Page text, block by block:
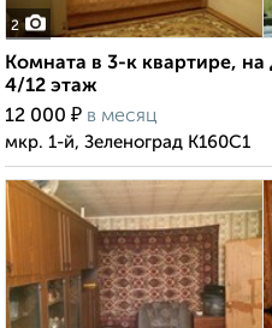
2
Комната в 3-к квартире,
4/12 этаж
12 000 ₽ в месяц
мкр. 1-й, Зеленоград К160С1